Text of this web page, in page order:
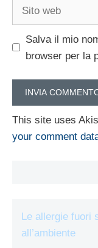
Salva il mio
browser per la
This site uses
your comment
Le allergie fuori
all’ambiente